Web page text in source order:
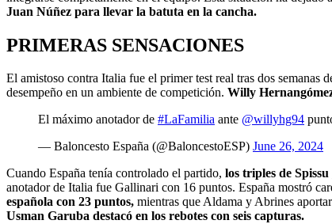
Juan Núñez para llevar la batuta en la cancha.
PRIMERAS SENSACIONES
El amistoso contra Italia fue el primer test real tras dos semanas
desempeño en un ambiente de competición. Willy
El máximo anotador de #LaFamilia ante @willyhg94
— Baloncesto España (@BaloncestoESP) June 26, 2024
Cuando España tenía controlado el partido, los triples de
anotador de Italia fue Gallinari con 16 puntos. España mostró
española con 23 puntos, mientras que Aldama y Abrines
Usman Garuba destacó en los rebotes con seis capturas.